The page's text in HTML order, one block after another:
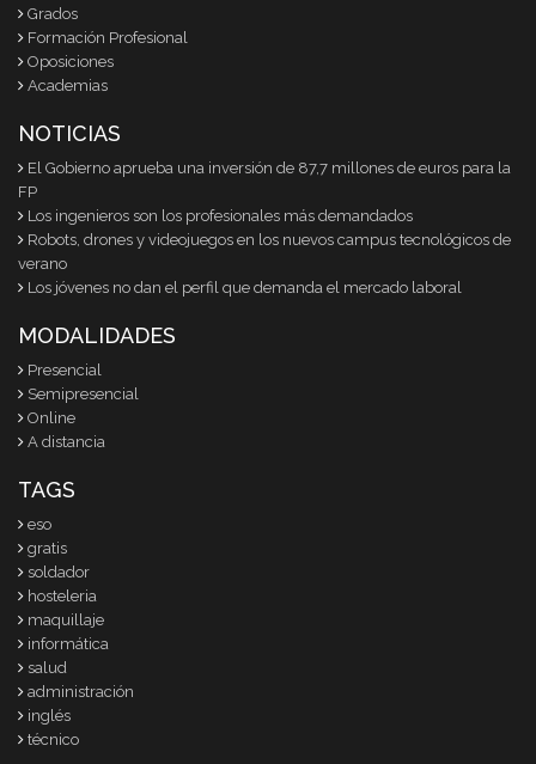
Grados
Formación Profesional
Oposiciones
Academias
NOTICIAS
El Gobierno aprueba una inversión de 87,7 millones de euros para la
FP
Los ingenieros son los profesionales más demandados
Robots, drones y videojuegos en los nuevos campus tecnológicos de
verano
Los jóvenes no dan el perfil que demanda el mercado laboral
MODALIDADES
Presencial
Semipresencial
Online
A distancia
TAGS
eso
gratis
soldador
hosteleria
maquillaje
informática
salud
administración
inglés
técnico